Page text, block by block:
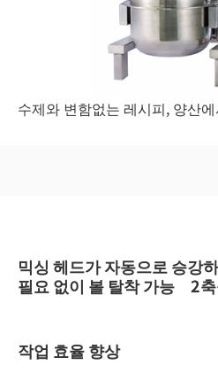
수제와 변함없는 레시피, 양산
믹싱 헤드가 자동으로 승강
필요 없이 볼 탈착 가능 2
작업 효율 향상